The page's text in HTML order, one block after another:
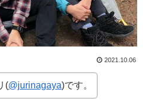
2021.10.06
(@jurinagaya)です。